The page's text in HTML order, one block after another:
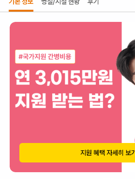
지원 혜택 자세히 보기